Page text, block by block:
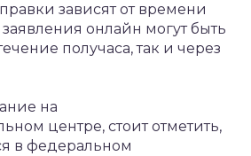
зависят от времени
онлайн могут быть
получаса, так и через
на
центре, стоит отметить,
в федеральном